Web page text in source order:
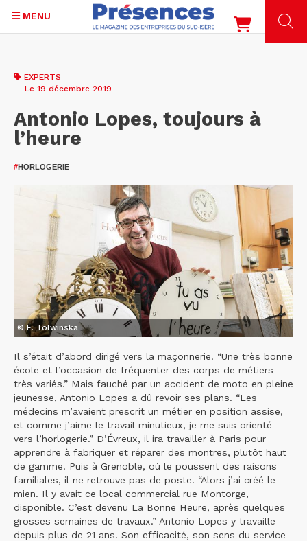
contenu
MENU
EXPERTS
— Le 19 décembre 2019
Antonio Lopes, toujours à
l’heure
#HORLOGERIE
© E. Tolwinska
Il s’était d’abord dirigé vers la maçonnerie. “Une très bonne
école et l’occasion de fréquenter des corps de métiers
très variés.” Mais fauché par un accident de moto en pleine
jeunesse, Antonio Lopes a dû revoir ses plans. “Les
médecins m’avaient prescrit un métier en position assise,
et comme j’aime le travail minutieux, je me suis orienté
vers l’horlogerie.” D’Évreux, il ira travailler à Paris pour
apprendre à fabriquer et réparer des montres, plutôt haut
de gamme. Puis à Grenoble, où le poussent des raisons
familiales, il ne retrouve pas de poste. “Alors j’ai créé le
mien. Il y avait ce local commercial rue Montorge,
disponible. C’est devenu La Bonne Heure, après quelques
grosses semaines de travaux.” Antonio Lopes y travaille
depuis plus de 21 ans. Son efficacité, son sens du service